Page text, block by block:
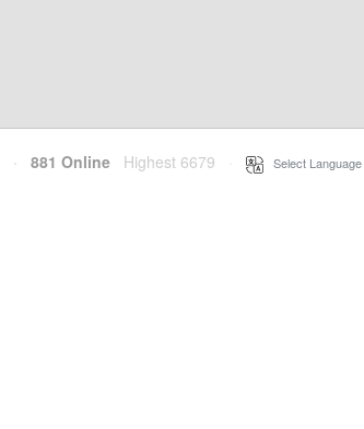
· 881 Online Highest 6679 Select Language